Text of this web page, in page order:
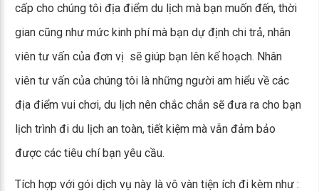
cấp cho chúng tôi địa điểm du lịch mà bạn muốn đến, thời
gian cũng như mức kinh phí mà bạn dự định chi trả, nhân
viên tư vấn của đơn vị sẽ giúp bạn lên kế hoạch. Nhân
viên tư vấn của chúng tôi là những người am hiểu về các
địa điểm vui chơi, du lịch nên chắc chắn sẽ đưa ra cho bạn
lịch trình đi du lịch an toàn, tiết kiệm mà vẫn đảm bảo
được các tiêu chí bạn yêu cầu.
Tích hợp với gói dịch vụ này là vô vàn tiện ích đi kèm như :